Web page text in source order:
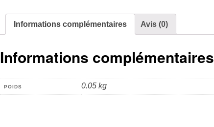
Informations complémentaires Avis (0)
Informations complémentaires
POIDS 0.05 kg